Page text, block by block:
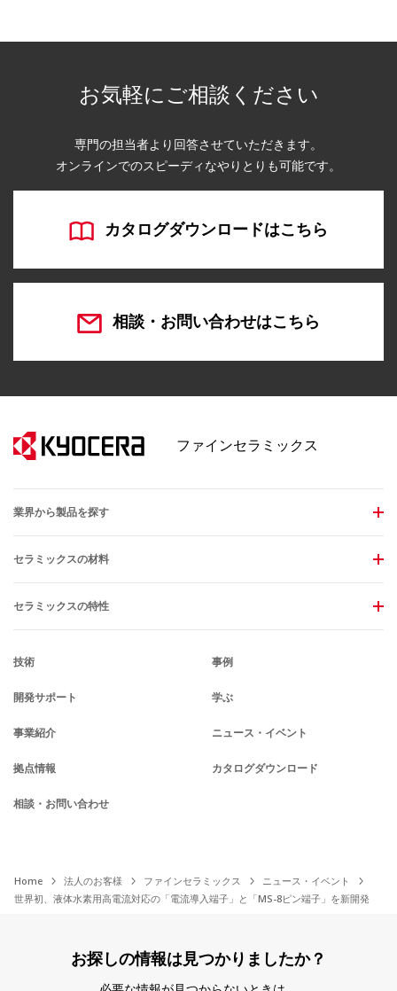
お気軽にご相談ください
専門の担当者より回答させていただきます。
オンラインでのスピーディなやりとりも可能です。
カタログダウンロードはこちら
相談・お問い合わせはこちら
ファインセラミックス
業界から製品を探す
セラミックスの材料
セラミックスの特性
技術 事例
開発サポート 学ぶ
事業紹介 ニュース・イベント
拠点情報 カタログダウンロード
相談・お問い合わせ
Home 法人のお客様 ファインセラミックス
ニュース・イベント
世界初、液体水素用高電流対応の「電流導入端子」と「MS-8ピン端子」を新開発
お探しの情報は見つかりましたか？